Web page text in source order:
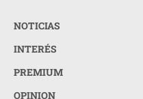
NOTICIAS
INTERÉS
PREMIUM
OPINION